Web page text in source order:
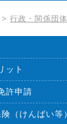
> 行政・関係団
ット
許申請
（けんばい等）